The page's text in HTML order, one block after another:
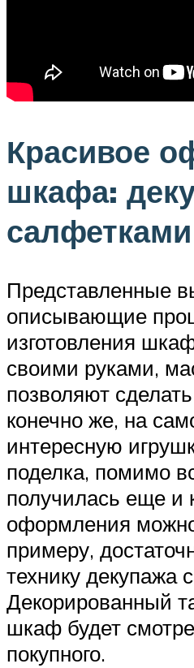
Красивое
шкафа:
салфетками
Представленные
описывающие
изготовления
своими руками,
позволяют
конечно же, на
интересную
поделка, помимо
получилась еще и
оформления
примеру,
технику декупажа
Декорированный
шкаф будет
покупного.